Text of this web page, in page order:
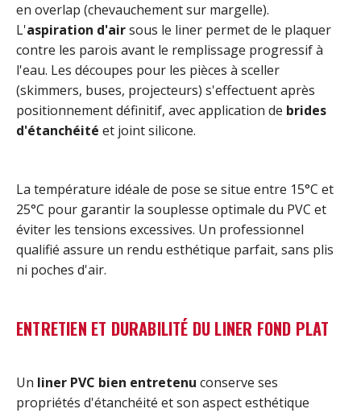
en overlap (chevauchement sur margelle).
L'aspiration d'airsous le liner permet de le plaquer
contre les parois avant le remplissage progressif à
l'eau. Les découpes pour les pièces à sceller
(skimmers, buses, projecteurs) s'effectuent après
positionnement définitif, avec application de brides
d'étanchéité et joint silicone.
La température idéale de pose se situe entre 15°C et
25°C pour garantir la souplesse optimale du PVC et
éviter les tensions excessives. Un professionnel
qualifié assure un rendu esthétique parfait, sans plis
ni poches d'air.
ENTRETIEN ET DURABILITÉ DU LINER FOND PLAT
Un liner PVC bien entretenu conserve ses
propriétés d'étanchéité et son aspect esthétique